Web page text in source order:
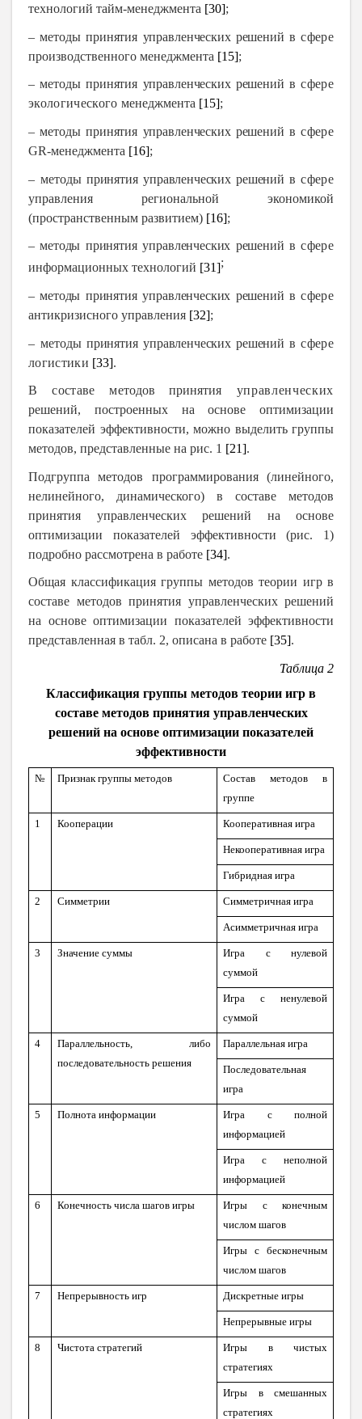
технологий тайм-менеджмента [30];
– методыпринятия управленческих решений всфере
производственного менеджмента [15];
– методыпринятия управленческих решений всфере
экологическогоменеджмента [15];
– методыпринятия управленческих решений всфере
GR-менеджмента [16];
– методы принятияуправленческихрешений всфере
управления региональной экономикой
(пространственным развитием) [16];
– методы принятияуправленческих решений всфере
информационных технологий [31];
– методы принятияуправленческих решений всфере
антикризисного управления [32];
– методы принятияуправленческихрешений всфере
логистики [33].
В составе методовпринятия управленческих
решений, построенных на основе оптимизации
показателей эффективности, можно выделить группы
методов, представленные на рис. 1 [21].
Подгруппа методов программирования (линейного,
нелинейного, динамического) в составе методов
принятия управленческих решений на основе
оптимизации показателей эффективности (рис. 1)
подробно рассмотрена в работе [34].
Общая классификация группы методов теории игр в
составе методов принятия управленческих решений
на основе оптимизации показателей эффективности
представленная в табл. 2, описана в работе [35].
Таблица 2
Классификация группы методов теории игр в
составе методов принятия управленческих
решений на основе оптимизации показателей
эффективности
№ Признак группы методов
Состав методов в
группе
1 Кооперации Кооперативная игра
Некооперативная игра
Гибридная игра
2 Симметрии Симметричная игра
Асимметричная игра
3 Значение суммы
Игра с нулевой
суммой
Игра с ненулевой
суммой
4
Параллельность, либо
последовательность решения
Параллельная игра
Последовательная
игра
5 Полнота информации
Игра с полной
информацией
Игра с неполной
информацией
6 Конечность числа шагов игры
Игры с конечным
числом шагов
Игры с бесконечным
числом шагов
7 Непрерывность игр Дискретные игры
Непрерывные игры
8 Чистота стратегий
Игры в чистых
стратегиях
Игры в смешанных
стратегиях